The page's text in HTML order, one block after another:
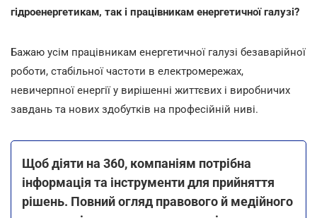
гідроенергетикам, так і працівникам енергетичної галузі?
Бажаю усім працівникам енергетичної галузі безаварійної
роботи, стабільної частоти в електромережах,
невичерпної енергії у вирішенні життєвих і виробничих
завдань та нових здобутків на професійній ниві.
Щоб діяти на 360, компаніям потрібна
інформація та інструменти для прийняття
рішень. Повний огляд правового й медійного